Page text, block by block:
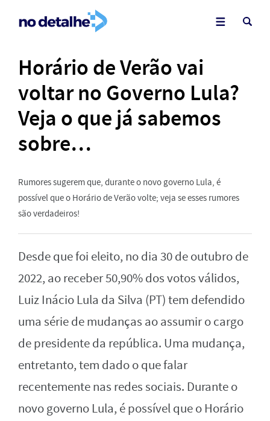
Horário de Verão vai
voltar no Governo Lula?
Veja o que já sabemos
sobre…
Rumores sugerem que, durante o novo governo Lula, é
possível que o Horário de Verão volte; veja se esses rumores
são verdadeiros!
Desde que foi eleito, no dia 30 de outubro de
2022, ao receber 50,90% dos votos válidos,
Luiz Inácio Lula da Silva (PT) tem defendido
uma série de mudanças ao assumir o cargo
de presidente da república. Uma mudança,
entretanto, tem dado o que falar
recentemente nas redes sociais. Durante o
novo governo Lula, é possível que o Horário